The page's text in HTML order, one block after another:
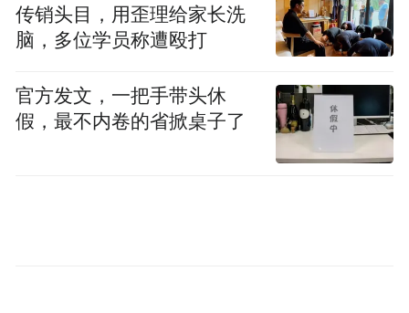
传销头目，用歪理给家长洗
脑，多位学员称遭殴打
官方发文，一把手带头休
假，最不内卷的省掀桌子了